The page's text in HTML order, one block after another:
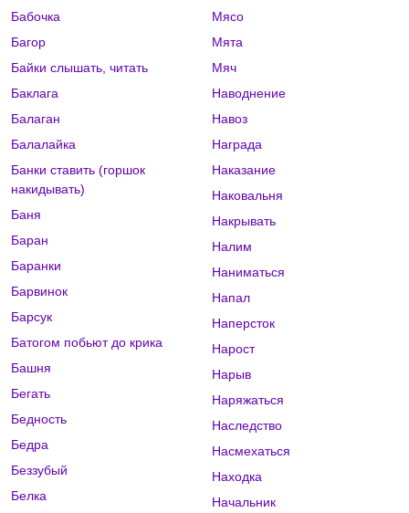
Бабочка
Багор
Байки слышать, читать
Баклага
Балаган
Балалайка
Банки ставить (горшок
накидывать)
Баня
Баран
Баранки
Барвинок
Барсук
Батогом побьют до крика
Башня
Бегать
Бедность
Бедра
Беззубый
Белка
Мясо
Мята
Мяч
Наводнение
Навоз
Награда
Наказание
Наковальня
Накрывать
Налим
Наниматься
Напал
Наперсток
Нарост
Нарыв
Наряжаться
Наследство
Насмехаться
Находка
Начальник